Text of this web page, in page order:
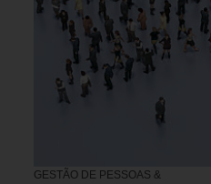
GESTÃO DE PESSOAS &